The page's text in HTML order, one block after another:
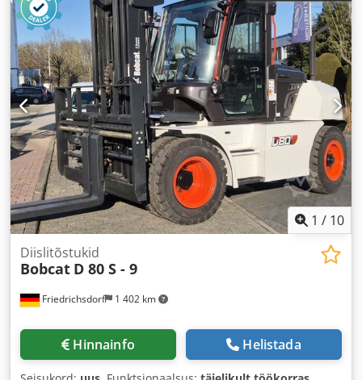
1 / 10
Friedrichsdorf 1 402 km
Diislitõstukid
Bobcat D 80 S - 9
Hinnainfo Helistada